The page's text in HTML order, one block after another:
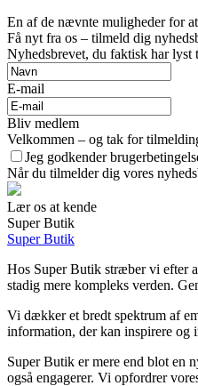
En af de nævnte muligheder for
Få nyt fra os – tilmeld dig
Nyhedsbrevet, du faktisk har lyst
E-mail
Bliv medlem
Velkommen – og tak for
Jeg godkender
Når du tilmelder dig vores
Lær os at kende
Super Butik
Super Butik
Hos Super Butik stræber vi efter
stadig mere kompleks verden.
Vi dækker et bredt spektrum af
information, der kan inspirere og
Super Butik er mere end blot en
også engagerer. Vi opfordrer